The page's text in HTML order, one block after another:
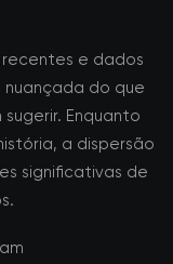
e dados
nuançada do que
Enquanto
a dispersão
significativas de